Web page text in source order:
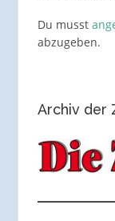
Du musst
abzugeben.
Archiv der